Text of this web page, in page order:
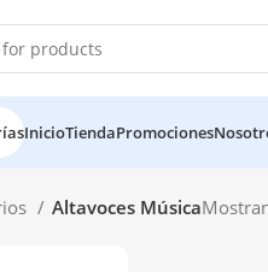
InicioTiendaPromociones
Altavoces Música